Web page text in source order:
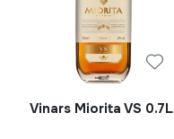
Vinars Miorita VS 0.7L